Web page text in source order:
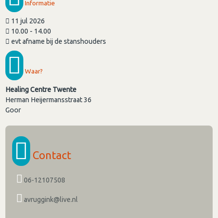
Informatie
11 jul 2026
10.00 - 14.00
evt afname bij de stanshouders
Waar?
Healing Centre Twente
Herman Heijermansstraat 36
Goor
Contact
06-12107508
avruggink@live.nl